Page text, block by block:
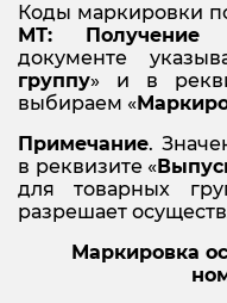
Коды маркировки
МТ: Получение
документе
группу» и в
выбираем «
Примечание.
в реквизите «
для товарных
разрешает
Маркировка